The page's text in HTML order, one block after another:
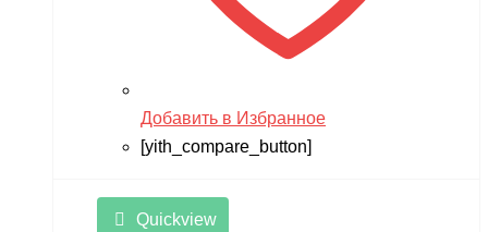
Добавить в Избранное
[yith_compare_button]
Quickview